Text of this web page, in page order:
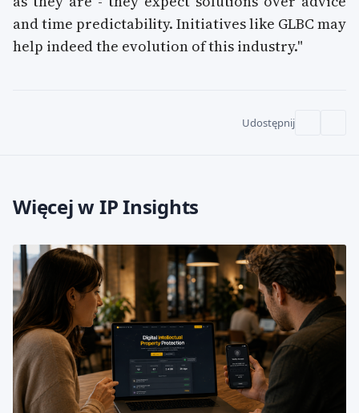
and time predictability. Initiatives like GLBC may
help indeed the evolution of this industry."
Udostępnij
Więcej w IP Insights